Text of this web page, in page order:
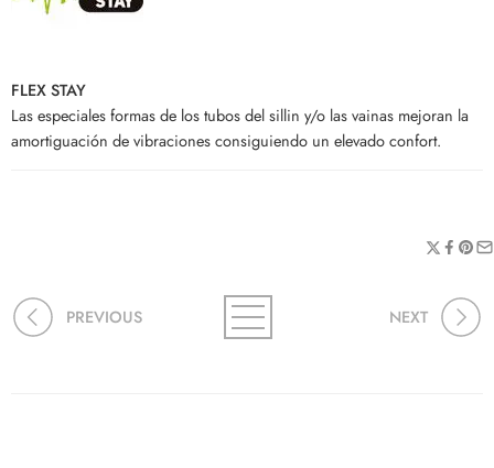
FLEX STAY
Las especiales formas de los tubos del sillin y/o las vainas mejoran la
amortiguación de vibraciones consiguiendo un elevado confort.
PREVIOUS NEXT